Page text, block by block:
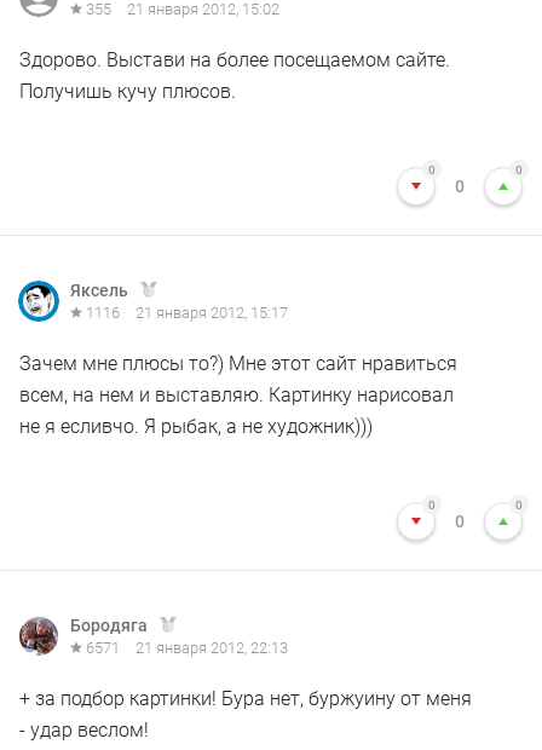
355 21 января 2012, 15:02
Здорово. Выстави на более посещаемом сайте.
Получишь кучу плюсов.
0
0
0
Яксель
1116 21 января 2012, 15:17
Зачем мне плюсы то?) Мне этот сайт нравиться
всем, на нем и выставляю. Картинку нарисовал
не я есливчо. Я рыбак, а не художник)))
0
0
0
Бородяга
6571 21 января 2012, 22:13
+ за подбор картинки! Бура нет, буржуину от меня
- удар веслом!